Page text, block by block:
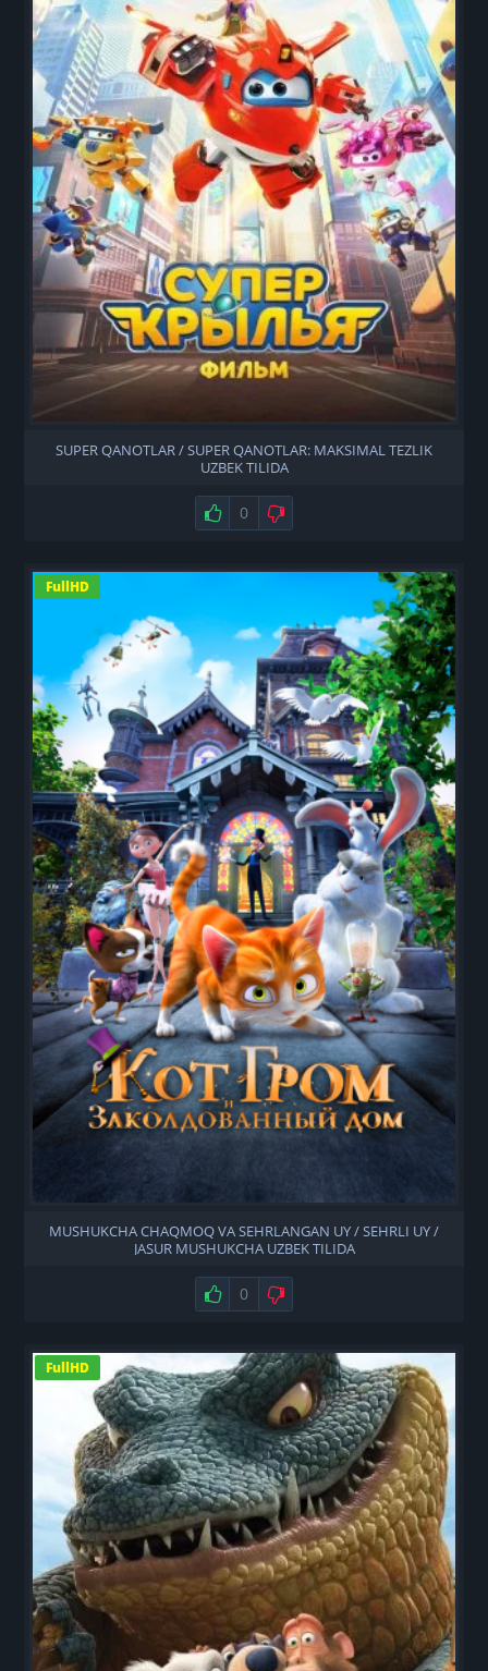
SUPER QANOTLAR / SUPER QANOTLAR: MAKSIMAL TEZLIK
UZBEK TILIDA
Нравится
0 Не нравится
FullHD
MUSHUKCHA CHAQMOQ VA SEHRLANGAN UY / SEHRLI UY /
JASUR MUSHUKCHA UZBEK TILIDA
Нравится
0 Не нравится
FullHD